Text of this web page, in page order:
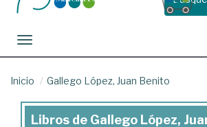
Toggle navigation
Inicio Gallego López, Juan Benito
Libros de Gallego López,